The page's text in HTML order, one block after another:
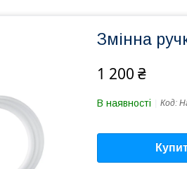
Змінна
1 200 ₴
В наявності Код: